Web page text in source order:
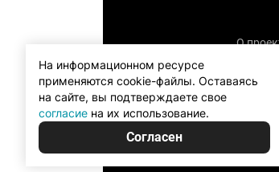
О
Copyright (с)
На информационном ресурсе
применяются cookie-файлы. Оставаясь
на сайте, вы подтверждаете свое
согласие на их использование.
Согласен